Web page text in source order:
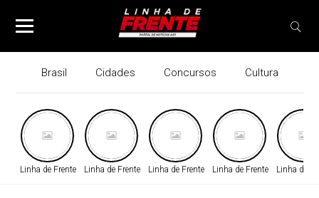
Brasil Cidades Concursos Cultura
Economia Educação Entretenimento
Especiais Esportes Geral
Linha de Frente Linha de Frente Linha de Frente Linha de Frente Linha de